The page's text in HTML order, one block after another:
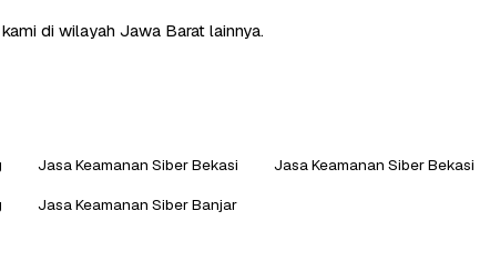
di wilayah Jawa Barat lainnya.
Jasa Keamanan Siber Bekasi Jasa Keamanan Siber Bekasi
Jasa Keamanan Siber Banjar